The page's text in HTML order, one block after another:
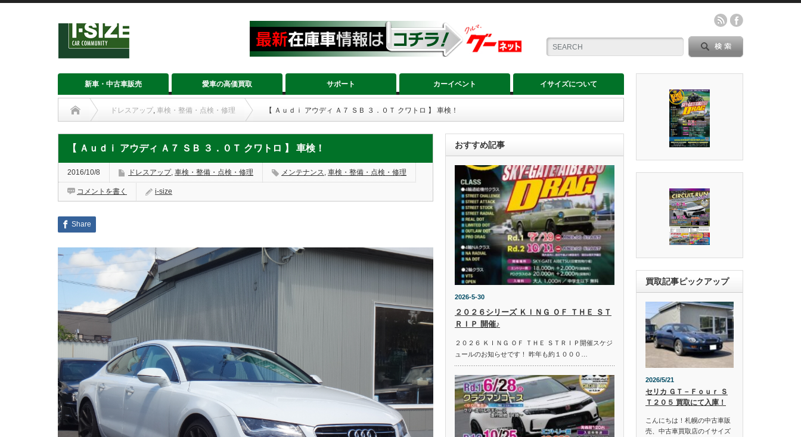
新車・中古車販売 愛車の高価買取 サポート カーイベント イサイズについて
ドレスアップ, 車検・整備・点検・修理 【 Ａｕｄｉ アウディ Ａ７ ＳＢ ３．０Ｔ クワトロ 】 車検！
【 Ａｕｄｉ アウディ Ａ７ ＳＢ ３．０Ｔ クワトロ 】 車検！
2016/10/8 ドレスアップ, 車検・整備・点検・修理 メンテナンス, 車検・整備・点検・修理
コメントを書く i-size
Share
おすすめ記事
2026-5-30
２０２６シリーズ ＫＩＮＧ ＯＦ ＴＨＥ ＳＴ
ＲＩＰ 開催♪
２０２６ ＫＩＮＧ ＯＦ ＴＨＥ ＳＴＲＩＰ開催スケジ
ュールのお知らせです！ 昨年も約１０００…
買取記事ピックアップ
2026/5/21
セリカ ＧＴ－Ｆｏｕｒ Ｓ
Ｔ２０５ 買取にて入庫！
こんにちは！札幌の中古車販
売、中古車買取店のイサイズ